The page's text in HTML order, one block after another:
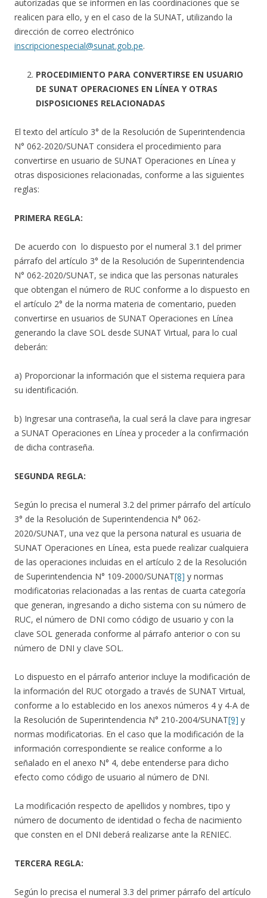
autorizadas que se informen en las coordinaciones que se
realicen para ello, y en el caso de la SUNAT, utilizando la
dirección de correo electrónico
inscripcionespecial@sunat.gob.pe.
PROCEDIMIENTO PARA CONVERTIRSE EN USUARIO
DE SUNAT OPERACIONES EN LÍNEA Y OTRAS
DISPOSICIONES RELACIONADAS
El texto del artículo 3° de la Resolución de Superintendencia
N° 062-2020/SUNAT considera el procedimiento para
convertirse en usuario de SUNAT Operaciones en Línea y
otras disposiciones relacionadas, conforme a las siguientes
reglas:
PRIMERA REGLA:
De acuerdo con lo dispuesto por el numeral 3.1 del primer
párrafo del artículo 3° de la Resolución de Superintendencia
N° 062-2020/SUNAT, se indica que las personas naturales
que obtengan el número de RUC conforme a lo dispuesto en
el artículo 2° de la norma materia de comentario, pueden
convertirse en usuarios de SUNAT Operaciones en Línea
generando la clave SOL desde SUNAT Virtual, para lo cual
deberán:
a) Proporcionar la información que el sistema requiera para
su identificación.
b) Ingresar una contraseña, la cual será la clave para ingresar
a SUNAT Operaciones en Línea y proceder a la confirmación
de dicha contraseña.
SEGUNDA REGLA:
Según lo precisa el numeral 3.2 del primer párrafo del artículo
3° de la Resolución de Superintendencia N° 062-
2020/SUNAT, una vez que la persona natural es usuaria de
SUNAT Operaciones en Línea, esta puede realizar cualquiera
de las operaciones incluidas en el artículo 2 de la Resolución
de Superintendencia N° 109-2000/SUNAT[8] y normas
modificatorias relacionadas a las rentas de cuarta categoría
que generan, ingresando a dicho sistema con su número de
RUC, el número de DNI como código de usuario y con la
clave SOL generada conforme al párrafo anterior o con su
número de DNI y clave SOL.
Lo dispuesto en el párrafo anterior incluye la modificación de
la información del RUC otorgado a través de SUNAT Virtual,
conforme a lo establecido en los anexos números 4 y 4-A de
la Resolución de Superintendencia N° 210-2004/SUNAT[9] y
normas modificatorias. En el caso que la modificación de la
información correspondiente se realice conforme a lo
señalado en el anexo N° 4, debe entenderse para dicho
efecto como código de usuario al número de DNI.
La modificación respecto de apellidos y nombres, tipo y
número de documento de identidad o fecha de nacimiento
que consten en el DNI deberá realizarse ante la RENIEC.
TERCERA REGLA:
Según lo precisa el numeral 3.3 del primer párrafo del artículo